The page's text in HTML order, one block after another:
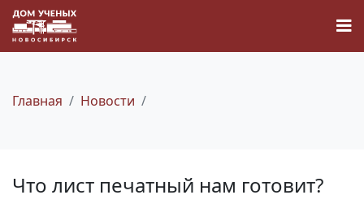
Наука
Главная Новости
Что лист печатный нам готовит?